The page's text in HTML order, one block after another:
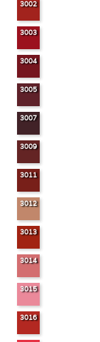
3002
3003
3004
3005
3007
3009
3011
3012
3013
3014
3015
3016